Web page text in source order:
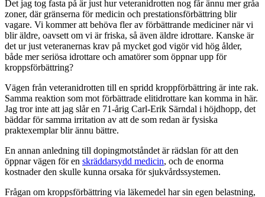
Det jag tog fasta på är just hur veteranidrotten nog får ännu mer gråa
zoner, där gränserna för medicin och prestationsförbättring blir
vagare. Vi kommer att behöva fler av förbättrande mediciner när vi
blir äldre, oavsett om vi är friska, så även äldre idrottare. Kanske är
det ur just veteranernas krav på mycket god vigör vid hög ålder,
både mer seriösa idrottare och amatörer som öppnar upp för
kroppsförbättring?
Vägen från veteranidrotten till en spridd kroppförbättring är inte rak.
Samma reaktion som mot förbättrade elitidrottare kan komma in här.
Jag tror inte att jag slår en 71-årig Carl-Erik Särndal i höjdhopp, det
bäddar för samma irritation av att de som redan är fysiska
praktexemplar blir ännu bättre.
En annan anledning till dopingmotståndet är rädslan för att den
öppnar vägen för en skräddarsydd medicin, och de enorma
kostnader den skulle kunna orsaka för sjukvårdssystemen.
Frågan om kroppsförbättring via läkemedel har sin egen belastning,